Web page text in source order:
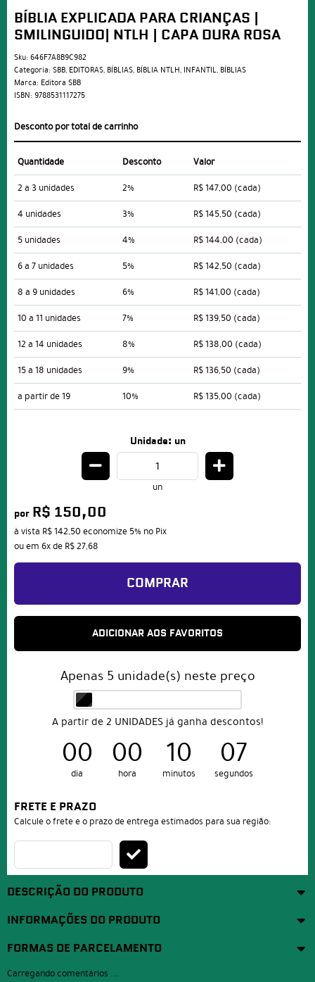
BÍBLIA EXPLICADA PARA CRIANÇAS |
SMILINGUIDO| NTLH | CAPA DURA ROSA
Sku: 646F7A8B9C982
Categoria: SBB, EDITORAS, BÍBLIAS, BÍBLIA NTLH, INFANTIL, BÍBLIAS
Marca: Editora SBB
ISBN: 9788531117275
Desconto por total de carrinho
Quantidade Desconto
Valor
2 a 3 unidades
2% R$ 147,00 (cada)
4 unidades
3% R$ 145,50 (cada)
5 unidades
4% R$ 144,00 (cada)
6 a 7 unidades
5% R$ 142,50 (cada)
8 a 9 unidades
6% R$ 141,00 (cada)
10 a 11 unidades
7% R$ 139,50 (cada)
12 a 14 unidades
8% R$ 138,00 (cada)
15 a 18 unidades
9% R$ 136,50 (cada)
a partir de 19
10% R$ 135,00 (cada)
Unidade: un
un
por R$ 150,00
à vista R$ 142,50 economize 5% no Pix
ou em 6xde R$ 27,68
COMPRAR
ADICIONAR AOS FAVORITOS
Apenas 5 unidade(s) neste preço
A partir de 2 UNIDADES já ganha descontos!
00
dia
00
hora
10
minutos
07
segundos
FRETE E PRAZO
Calcule o frete e o prazo de entrega estimados para sua região:
DESCRIÇÃO DO PRODUTO
INFORMAÇÕES DO PRODUTO
FORMAS DE PARCELAMENTO
Carregando comentários ...